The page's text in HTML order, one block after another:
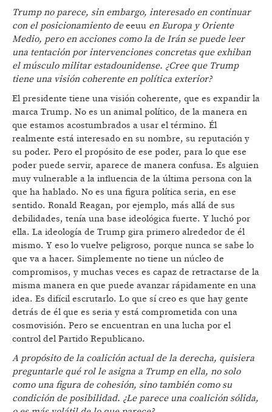
Trump no parece, sin embargo, interesado en continuar
con el posicionamiento deeeuu en Europa y Oriente
Medio, pero en acciones como la de Irán se puede leer
una tentación por intervenciones concretas que exhiban
el músculo militar estadounidense. ¿Cree que Trump
tiene una visión coherente en política exterior?
El presidente tiene una visión coherente, que es expandir la
marca Trump. No es un animal político, de la manera en
que estamos acostumbrados a usar el término. Él
realmente está interesado en su nombre, su reputación y
su poder. Pero el propósito de ese poder, para lo que ese
poder puede servir, aparece de manera confusa. Es alguien
muy vulnerable a la influencia de la última persona con la
que ha hablado. No es una figura política seria, en ese
sentido. Ronald Reagan, por ejemplo, más allá de sus
debilidades, tenía una base ideológica fuerte. Y luchó por
ella. La ideología de Trump gira primero alrededor de él
mismo. Y eso lo vuelve peligroso, porque nunca se sabe lo
que va a hacer. Simplemente no tiene un núcleo de
compromisos, y muchas veces es capaz de retractarse de la
misma manera en que puede avanzar rápidamente en una
idea. Es difícil escrutarlo. Lo que sí creo es que hay gente
detrás de él que es seria y está comprometida con una
cosmovisión. Pero se encuentran en una lucha por el
control del Partido Republicano.
A propósito de la coalición actual de la derecha, quisiera
preguntarle qué rol le asigna a Trump en ella, no solo
como una figura de cohesión, sino también como su
condición de posibilidad. ¿Le parece una coalición sólida,